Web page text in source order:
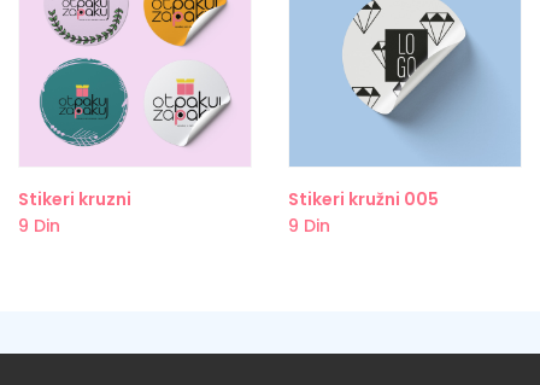
Stikeri kruzni
9 Din
Stikeri kružni 005
9 Din